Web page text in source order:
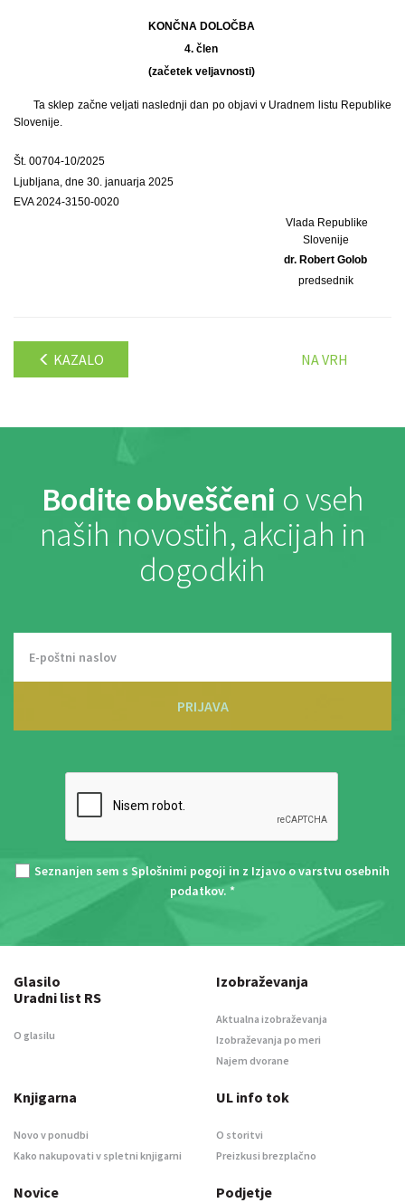
KONČNA DOLOČBA
4. člen
(začetek veljavnosti)
Ta sklep začne veljati naslednji dan po objavi v Uradnem listu Republike
Slovenije.
Št. 00704-10/2025
Ljubljana, dne 30. januarja 2025
EVA 2024-3150-0020
Vlada Republike
Slovenije
dr. Robert Golob
predsednik
KAZALO NA VRH
Bodite obveščeni o vseh
naših novostih, akcijah in
dogodkih
PRIJAVA
Seznanjen sem s Splošnimi pogoji in z Izjavo o varstvu osebnih
podatkov. *
Glasilo
Uradni list RS
O glasilu
Izobraževanja
Aktualna izobraževanja
Izobraževanja po meri
Najem dvorane
Knjigarna
Novo v ponudbi
Kako nakupovati v spletni knjigarni
UL info tok
O storitvi
Preizkusi brezplačno
Novice Podjetje